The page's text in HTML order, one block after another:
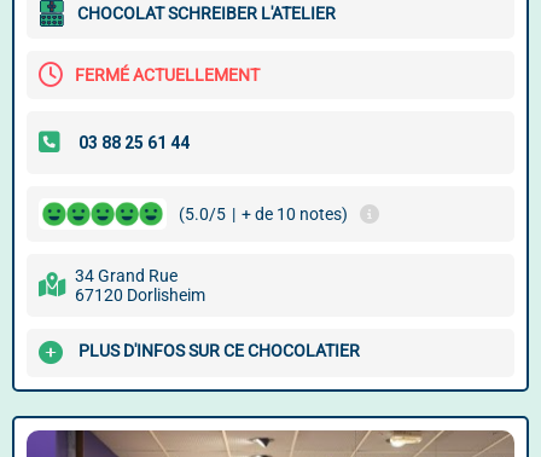
CHOCOLAT SCHREIBER L'ATELIER
FERMÉ ACTUELLEMENT
(5.0/5 | + de 10 notes)
34 Grand Rue
67120 Dorlisheim
PLUS D'INFOS SUR CE CHOCOLATIER